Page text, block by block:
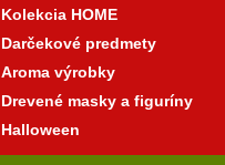
Kolekcia HOME
Darčekové predmety
Aroma výrobky
Drevené masky a figuríny
Halloween